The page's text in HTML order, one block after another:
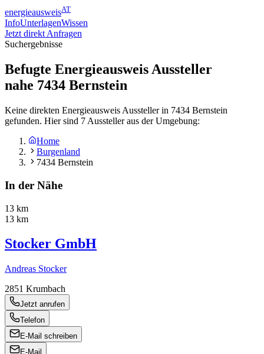
energieausweisAT
InfoUnterlagenWissen
Jetzt direkt Anfragen
Suchergebnisse
Befugte Energieausweis Aussteller
nahe 7434 Bernstein
Keine direkten Energieausweis Aussteller in 7434 Bernstein
gefunden. Hier sind 7 Aussteller aus der Umgebung:
Home
Burgenland
7434 Bernstein
In der Nähe
13 km
13 km
Stocker GmbH
Andreas Stocker
2851 Krumbach
Jetzt anrufen
Telefon
E-Mail schreiben
E-Mail